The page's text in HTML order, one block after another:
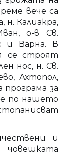
вече са
н. Калиакра,
о-в Св.
и Варна. В
се строят
нос, н. Св.
Ахтопол,
програма за
по нашето
и